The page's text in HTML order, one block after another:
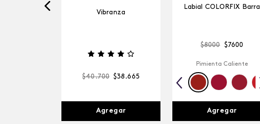
Vibranza
$40.700 $38 .665
Agregar
Labial COLORFIX Barra
$8000 $7600
Pimienta Caliente
Agregar